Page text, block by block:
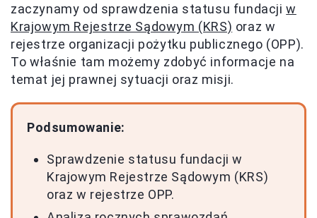
zaczynamy od sprawdzenia statusu fundacjiw
Krajowym Rejestrze Sądowym (KRS) oraz w
rejestrze organizacji pożytku publicznego (OPP).
To właśnie tam możemy zdobyć informacje na
temat jej prawnej sytuacji oraz misji.
Podsumowanie:
Sprawdzenie statusu fundacji w
Krajowym Rejestrze Sądowym (KRS)
oraz w rejestrze OPP.